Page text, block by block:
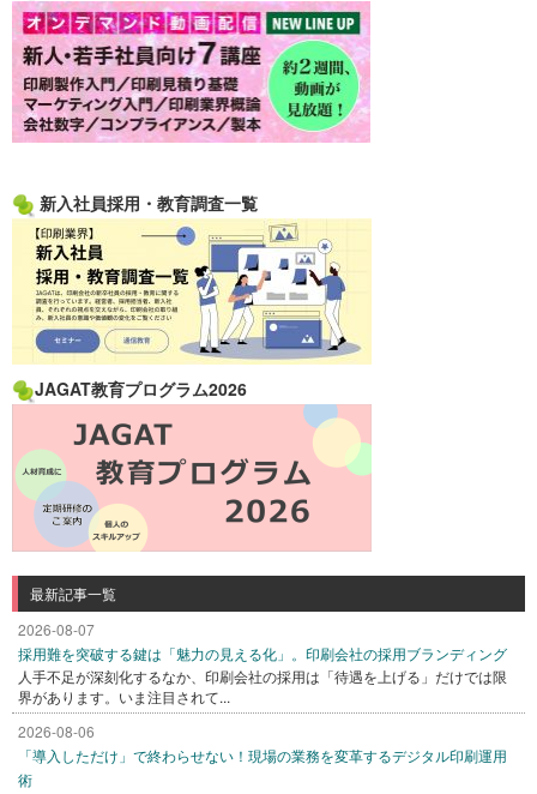
新入社員採用・教育調査一覧
JAGAT教育プログラム2026
最新記事一覧
2026-08-07
採用難を突破する鍵は「魅力の見える化」。印刷会社の採用ブランディング
人手不足が深刻化するなか、印刷会社の採用は「待遇を上げる」だけでは限
界があります。いま注目されて...
2026-08-06
「導入しただけ」で終わらせない！現場の業務を変革するデジタル印刷運用
術